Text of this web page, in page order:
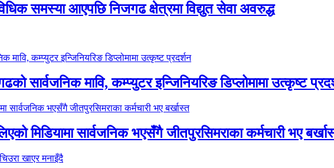
समस्या आएपछि निजगढ क्षेत्रमा विद्युत सेवा अवरुद्ध
सार्वजनिक मावि, कम्प्युटर इन्जिनियरिङ डिप्लोमामा उत्कृष्ट
मिडियामा सार्वजनिक भएसँगै जीतपुरसिमराका कर्मचारी भए